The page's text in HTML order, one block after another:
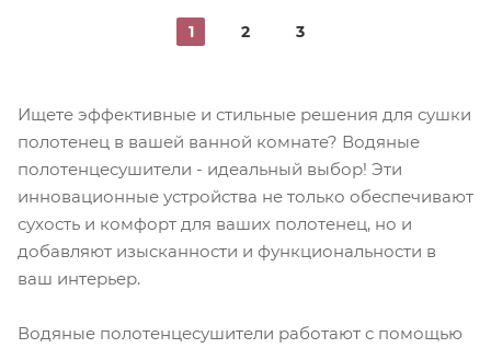
1 2 3
Ищете эффективные и стильные решения для сушки
полотенец в вашей ванной комнате? Водяные
полотенцесушители - идеальный выбор! Эти
инновационные устройства не только обеспечивают
сухость и комфорт для ваших полотенец, но и
добавляют изысканности и функциональности в
ваш интерьер.
Водяные полотенцесушители работают с помощью